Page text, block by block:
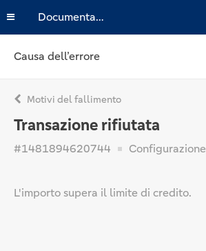
Documentazione
Causa dell’errore
Motivi del fallimento
Transazione rifiutata
#1481894620744 Configurazione
L'importo supera il limite di credito.